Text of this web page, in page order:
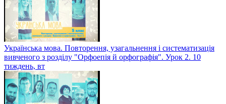
Українська мова. Повторення, узагальнення і систематизація
вивченого з розділу "Орфоепія й орфографія". Урок 2. 10
тиждень, вт